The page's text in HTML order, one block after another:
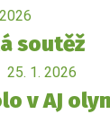
soutěž
25. 1. 2026
v AJ